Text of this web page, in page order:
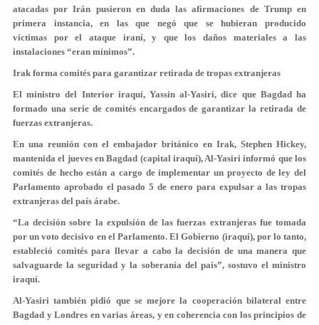
atacadas por Irán pusieron en duda las afirmaciones de Trump en
primera instancia, en las que negó que se hubieran producido
víctimas por el ataque iraní, y que los daños materiales a las
instalaciones “eran mínimos”.
Irak forma comités para garantizar retirada de tropas extranjeras
El ministro del Interior iraquí, Yassin al-Yasiri, dice que Bagdad ha
formado una serie de comités encargados de garantizar la retirada de
fuerzas extranjeras.
En una reunión con el embajador británico en Irak, Stephen Hickey,
mantenida el jueves en Bagdad (capital iraquí), Al-Yasiri informó que los
comités de hecho están a cargo de implementar un proyecto de ley del
Parlamento aprobado el pasado 5 de enero para expulsar a las tropas
extranjeras del país árabe.
“La decisión sobre la expulsión de las fuerzas extranjeras fue tomada
por un voto decisivo en el Parlamento. El Gobierno (iraquí), por lo tanto,
estableció comités para llevar a cabo la decisión de una manera que
salvaguarde la seguridad y la soberanía del país”, sostuvo el ministro
iraquí.
Al-Yasiri también pidió que se mejore la cooperación bilateral entre
Bagdad y Londres en varias áreas, y en coherencia con los principios de